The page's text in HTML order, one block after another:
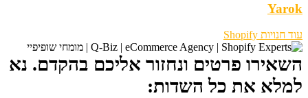
Yarok
עוד חנויות Shopify
השאירו פרטים ונחזור אליכם בהקדם. נא
למלא את כל השדות: